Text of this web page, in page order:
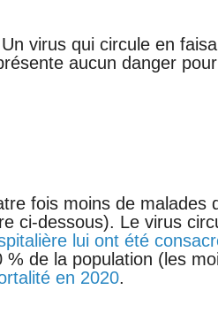
Un virus qui circule en
aucun danger
fois moins de malades
ci-dessous). Le virus
lui ont été
de la population (les
en 2020.